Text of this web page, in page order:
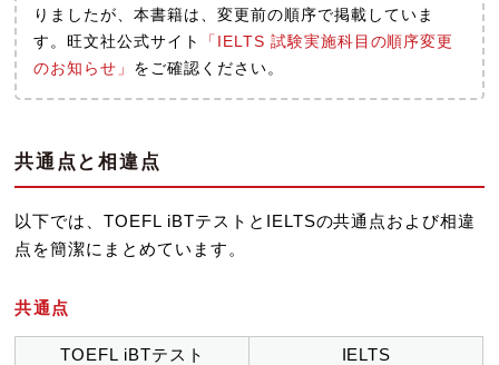
りましたが、本書籍は、変更前の順序で掲載していま
す。旺文社公式サイト
「IELTS 試験実施科目の順序変更
のお知らせ」 をご確認ください。
共通点と相違点
以下では、TOEFL iBTテストとIELTSの共通点および相違
点を簡潔にまとめています。
共通点
TOEFL iBTテスト
IELTS